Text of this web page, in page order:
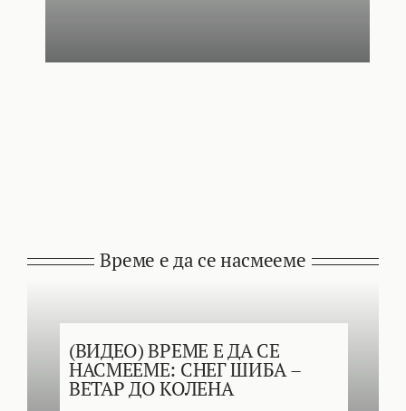
Време е да се насмееме
(ВИДЕО) ВРЕМЕ Е ДА СЕ
НАСМЕЕМЕ: СНЕГ ШИБА –
ВЕТАР ДО КОЛЕНА